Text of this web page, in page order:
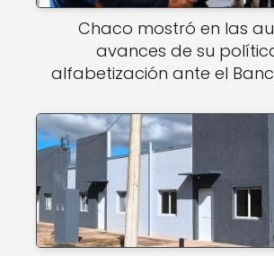
Chaco mostró en las
avances de su
alfabetización ante el